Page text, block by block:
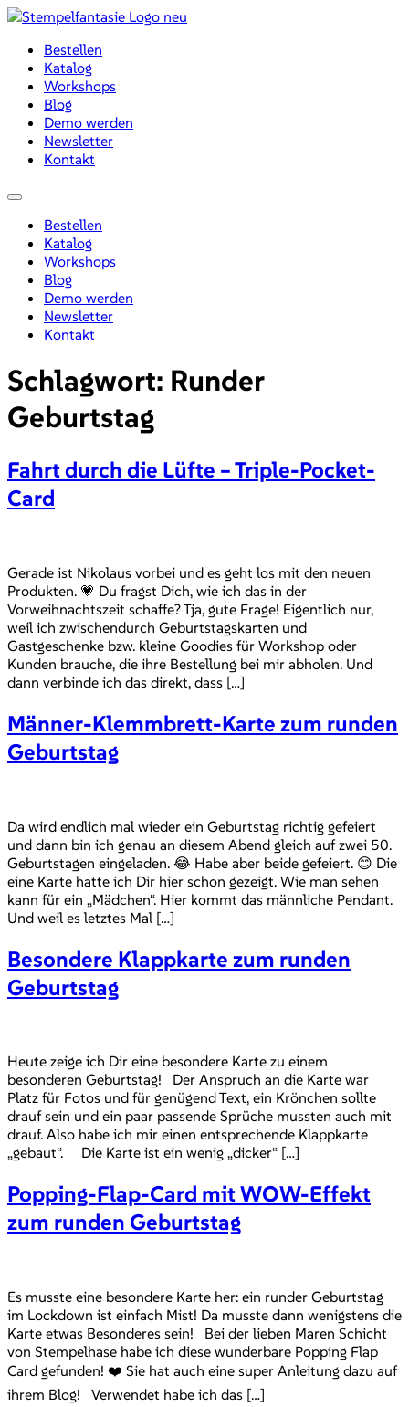
Zum
wechselnBestellen
Katalog
Workshops
Blog
Demo werden
Newsletter
Kontakt
Menü
Bestellen
Katalog
Workshops
Blog
Demo werden
Newsletter
Kontakt
Schlagwort: Runder
Geburtstag
Fahrt durch die Lüfte – Triple-Pocket-
Card
Gerade ist Nikolaus vorbei und es geht los mit den neuen
Produkten. 💗 Du fragst Dich, wie ich das in der
Vorweihnachtszeit schaffe? Tja, gute Frage! Eigentlich nur,
weil ich zwischendurch Geburtstagskarten und
Gastgeschenke bzw. kleine Goodies für Workshop oder
Kunden brauche, die ihre Bestellung bei mir abholen. Und
dann verbinde ich das direkt, dass […]
Männer-Klemmbrett-Karte zum runden
Geburtstag
Da wird endlich mal wieder ein Geburtstag richtig gefeiert
und dann bin ich genau an diesem Abend gleich auf zwei 50.
Geburtstagen eingeladen. 😂 Habe aber beide gefeiert. 😊 Die
eine Karte hatte ich Dir hier schon gezeigt. Wie man sehen
kann für ein „Mädchen“. Hier kommt das männliche Pendant.
Und weil es letztes Mal […]
Besondere Klappkarte zum runden
Geburtstag
Heute zeige ich Dir eine besondere Karte zu einem
besonderen Geburtstag! Der Anspruch an die Karte war
Platz für Fotos und für genügend Text, ein Krönchen sollte
drauf sein und ein paar passende Sprüche mussten auch mit
drauf. Also habe ich mir einen entsprechende Klappkarte
„gebaut“. Die Karte ist ein wenig „dicker“ […]
Popping-Flap-Card mit WOW-Effekt
zum runden Geburtstag
Es musste eine besondere Karte her: ein runder Geburtstag
im Lockdown ist einfach Mist! Da musste dann wenigstens die
Karte etwas Besonderes sein! Bei der lieben Maren Schicht
von Stempelhase habe ich diese wunderbare Popping Flap
Card gefunden! ❤️ Sie hat auch eine super Anleitung dazu auf
ihrem Blog! Verwendet habe ich das […]